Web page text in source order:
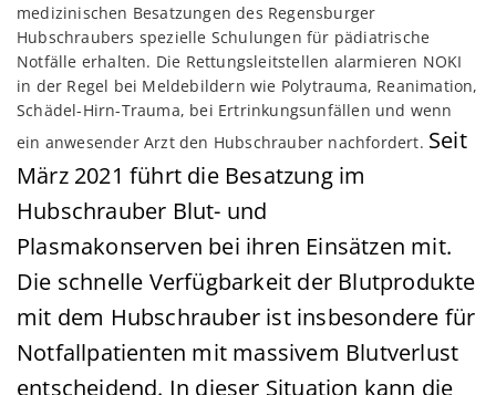
medizinischen Besatzungen des Regensburger
Hubschraubers spezielle Schulungen für pädiatrische
Notfälle erhalten. Die Rettungsleitstellen alarmieren NOKI
in der Regel bei Meldebildern wie Polytrauma, Reanimation,
Schädel-Hirn-Trauma, bei Ertrinkungsunfällen und wenn
ein anwesender Arzt den Hubschrauber nachfordert. Seit
März 2021 führt die Besatzung im
Hubschrauber Blut- und
Plasmakonserven bei ihren Einsätzen mit.
Die schnelle Verfügbarkeit der Blutprodukte
mit dem Hubschrauber ist insbesondere für
Notfallpatienten mit massivem Blutverlust
entscheidend. In dieser Situation kann die